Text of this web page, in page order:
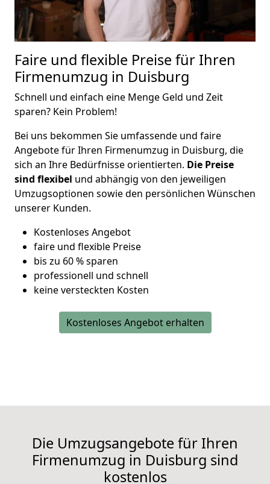
Faire und flexible Preise für Ihren
Firmenumzug in Duisburg
Schnell und einfach eine Menge Geld und Zeit
sparen? Kein Problem!
Bei uns bekommen Sie umfassende und faire
Angebote für Ihren Firmenumzug in Duisburg, die
sich an Ihre Bedürfnisse orientierten. Die Preise
sind flexibel und abhängig von den jeweiligen
Umzugsoptionen sowie den persönlichen Wünschen
unserer Kunden.
Kostenloses Angebot
faire und flexible Preise
bis zu 60 % sparen
professionell und schnell
keine versteckten Kosten
Kostenloses Angebot erhalten
Die Umzugsangebote für Ihren
Firmenumzug in Duisburg sind
kostenlos